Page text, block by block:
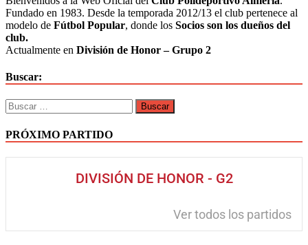
Fundado en 1983. Desde la temporada 2012/13 el club pertenece al
modelo de Fútbol Popular, donde los Socios son los dueños del
club.
Actualmente en División de Honor – Grupo 2
Buscar:
PRÓXIMO PARTIDO
DIVISIÓN DE HONOR - G2
Ver todos los partidos